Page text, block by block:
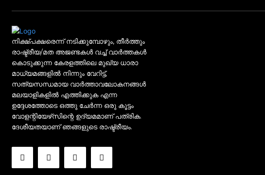
നിക്ഷ്പക്ഷരെന്ന് നടിക്കുമ്പോഴും, തീർത്തും
രാഷ്ട്രീയ/മത അജണ്ടകൾ വച്ച് വാർത്തകൾ
കൊടുക്കുന്ന കേരളത്തിലെ മുഖ്യ ധാരാ
മാധ്യമങ്ങളിൽ നിന്നും വേറിട്ട്,
സത്യസന്ധമായ വാർത്താവലോകനങ്ങൾ
മലയാളികളിൽ എത്തിക്കുക എന്ന
ഉദ്ദേശത്തോടെ ഒത്തു ചേർന്ന ഒരു കൂട്ടം
വോളന്റിയേഴ്‌സിന്റെ ഉദ്യമമാണ് പത്രിക.
ദേശീയതയാണ് ഞങ്ങളുടെ രാഷ്ട്രീയം.